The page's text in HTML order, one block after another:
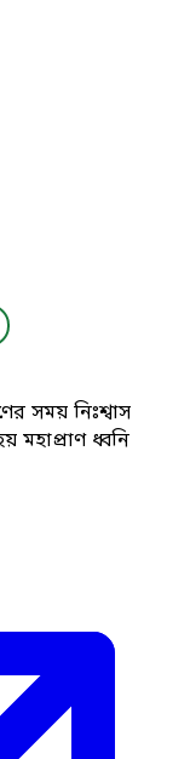
সময় নিঃশ্বাস
ধ্বনি